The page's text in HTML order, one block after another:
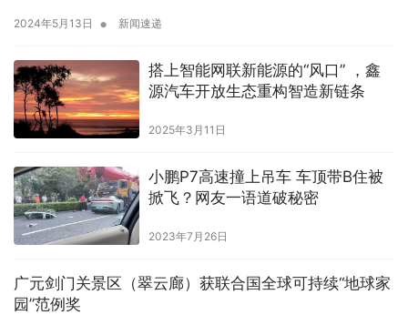
2024年5月13日 • 新闻速递
搭上智能网联新能源的“风口” ，鑫
源汽车开放生态重构智造新链条
2025年3月11日
小鹏P7高速撞上吊车 车顶带B住被
掀飞？网友一语道破秘密
2023年7月26日
广元剑门关景区（翠云廊）获联合国全球可持续“地球家
园”范例奖